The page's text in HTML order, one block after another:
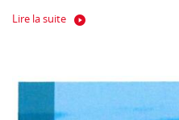
Lire la suite